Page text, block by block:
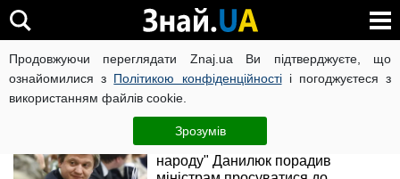
Продовжуючи переглядати Znaj.ua Ви підтверджуєте, що
ознайомилися з Політикою конфіденційностіі погоджуєтеся з
використанням файлів cookie.
Зрозумів
Олександр Данилюк
Новини
Секретар РНБО зі "Слуги
народу" Данилюк порадив